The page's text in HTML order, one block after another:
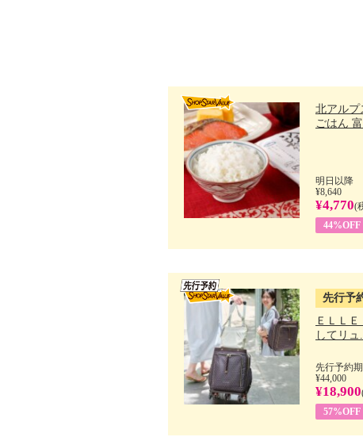
北アルプ
ごはん
明日以降
¥8,640
¥4,770(
44%OFF
先行予
ＥＬＬ
してリュ
先行予約
¥44,000
¥18,900
57%OFF